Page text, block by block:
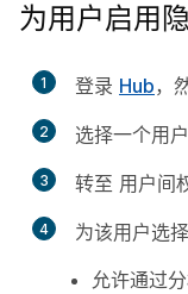
为用户启用
1 登录 Hub，
2 选择一个用
3 转至 用户间
4 为该用户选
允许通过